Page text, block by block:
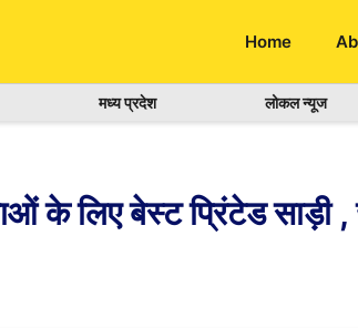
Home
मध्य प्रदेश लोकल न्यूज
लिए बेस्ट प्रिंटेड साड़ी